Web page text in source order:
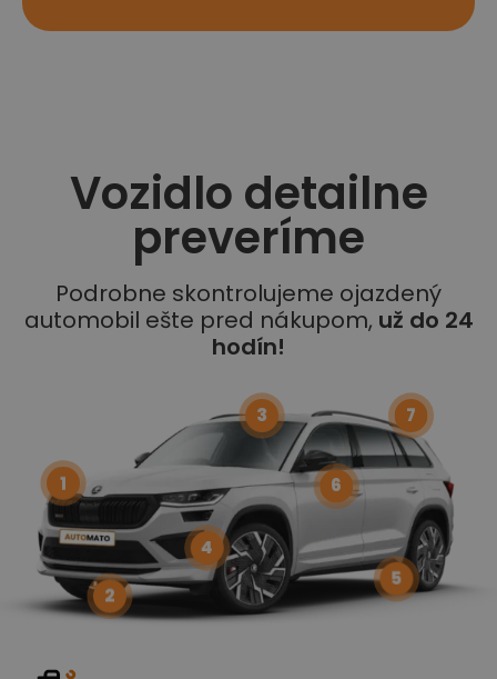
Vozidlo detailne
preveríme
Podrobne skontrolujeme ojazdený
automobil ešte pred nákupom, už do 24
hodín!
1
2
3
4
5
6
7